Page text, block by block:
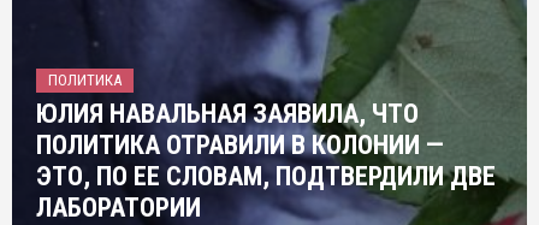
ПОЛИТИКА
ЮЛИЯ НАВАЛЬНАЯ ЗАЯВИЛА, ЧТО
ПОЛИТИКА ОТРАВИЛИ В КОЛОНИИ —
ЭТО, ПО ЕЕ СЛОВАМ, ПОДТВЕРДИЛИ ДВЕ
ЛАБОРАТОРИИ